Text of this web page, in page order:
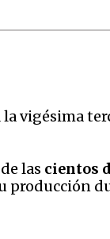
la vigésima
las cientos
producción